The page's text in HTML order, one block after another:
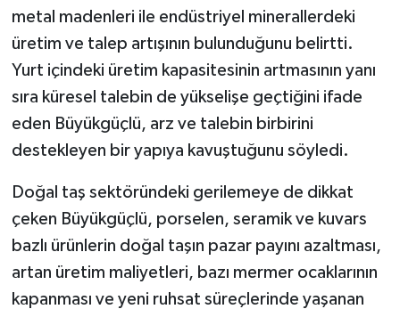
metal madenleri ile endüstriyel minerallerdeki
üretim ve talep artışının bulunduğunu belirtti.
Yurt içindeki üretim kapasitesinin artmasının yanı
sıra küresel talebin de yükselişe geçtiğini ifade
eden Büyükgüçlü, arz ve talebin birbirini
destekleyen bir yapıya kavuştuğunu söyledi.
Doğal taş sektöründeki gerilemeye de dikkat
çeken Büyükgüçlü, porselen, seramik ve kuvars
bazlı ürünlerin doğal taşın pazar payını azaltması,
artan üretim maliyetleri, bazı mermer ocaklarının
kapanması ve yeni ruhsat süreçlerinde yaşanan